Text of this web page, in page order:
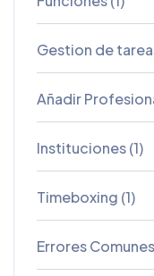
Gestion de
Añadir
Instituciones (1)
Timeboxing (1)
Errores